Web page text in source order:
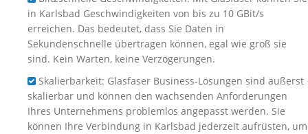
in Karlsbad Geschwindigkeiten von bis zu 10 GBit/s
erreichen. Das bedeutet, dass Sie Daten in
Sekundenschnelle übertragen können, egal wie groß sie
sind. Kein Warten, keine Verzögerungen.
Skalierbarkeit: Glasfaser Business-Lösungen sind äußerst
skalierbar und können den wachsenden Anforderungen
Ihres Unternehmens problemlos angepasst werden. Sie
können Ihre Verbindung in Karlsbad jederzeit aufrüsten, um